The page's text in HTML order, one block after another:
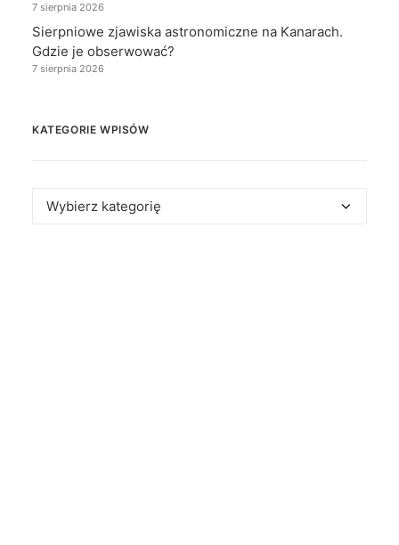
7 sierpnia 2026
Sierpniowe zjawiska astronomiczne na Kanarach.
Gdzie je obserwować?
7 sierpnia 2026
KATEGORIE WPISÓW
Kategorie